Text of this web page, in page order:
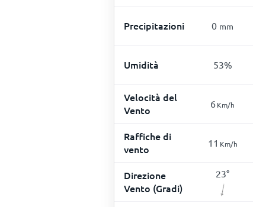
Precipitazioni 0 mm
Umidità 53%
Velocità del
Vento
6Km/h
Raffiche di
vento
11 Km/h
Direzione
Vento (Gradi)
23°